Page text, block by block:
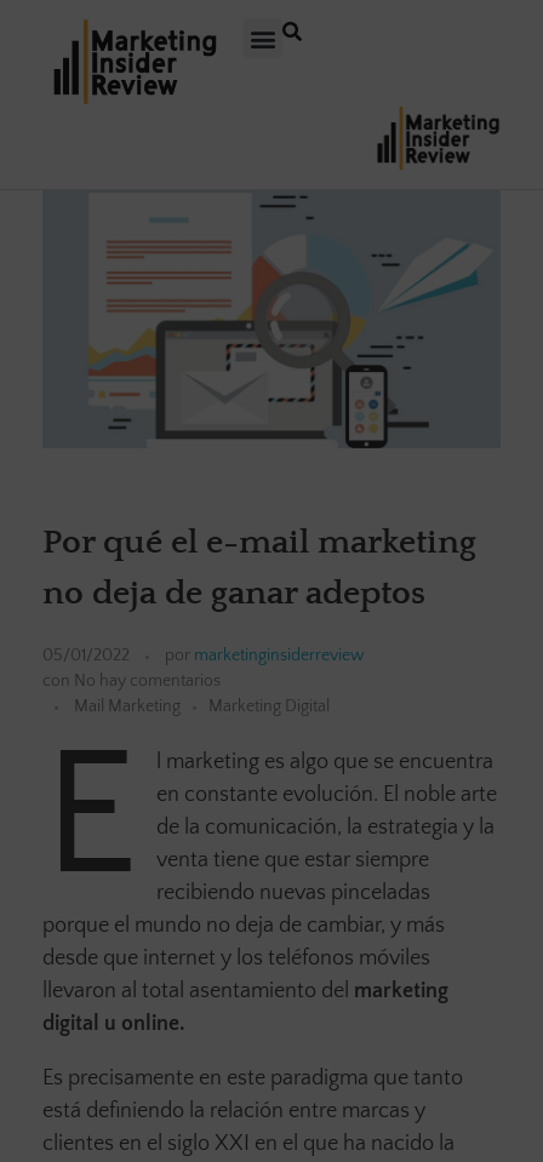
Por qué el e-mail marketing
no deja de ganar adeptos
05/01/2022 por marketinginsiderreview
con No hay comentarios
Mail Marketing
Marketing Digital
E
l marketing es algo que se encuentra
en constante evolución. El noble arte
de la comunicación, la estrategia y la
venta tiene que estar siempre
recibiendo nuevas pinceladas
porque el mundo no deja de cambiar, y más
desde que internet y los teléfonos móviles
llevaron al total asentamiento del marketing
digital u online.
Es precisamente en este paradigma que tanto
está definiendo la relación entre marcas y
clientes en el siglo XXI en el que ha nacido la